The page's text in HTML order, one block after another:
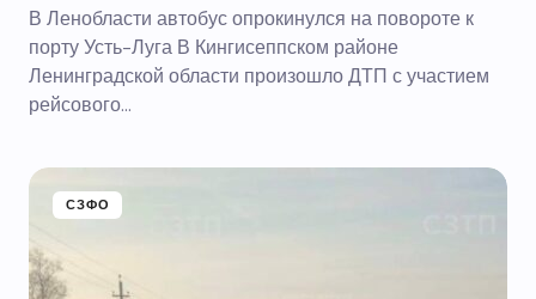
В Ленобласти автобус опрокинулся на повороте к
порту Усть-Луга В Кингисеппском районе
Ленинградской области произошло ДТП с участием
рейсового…
СЗФО